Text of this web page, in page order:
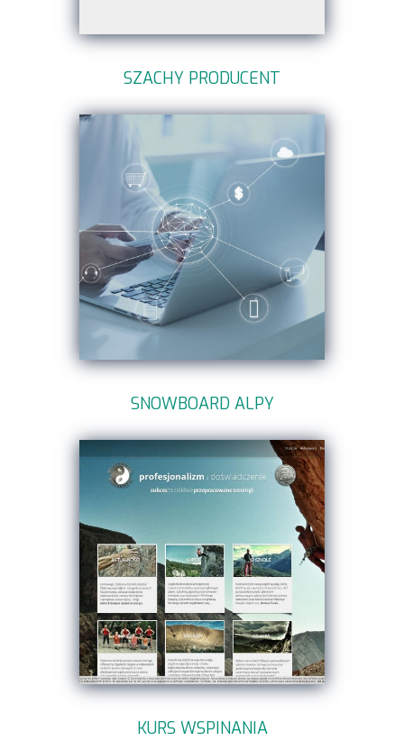
SZACHY PRODUCENT
SNOWBOARD ALPY
KURS WSPINANIA